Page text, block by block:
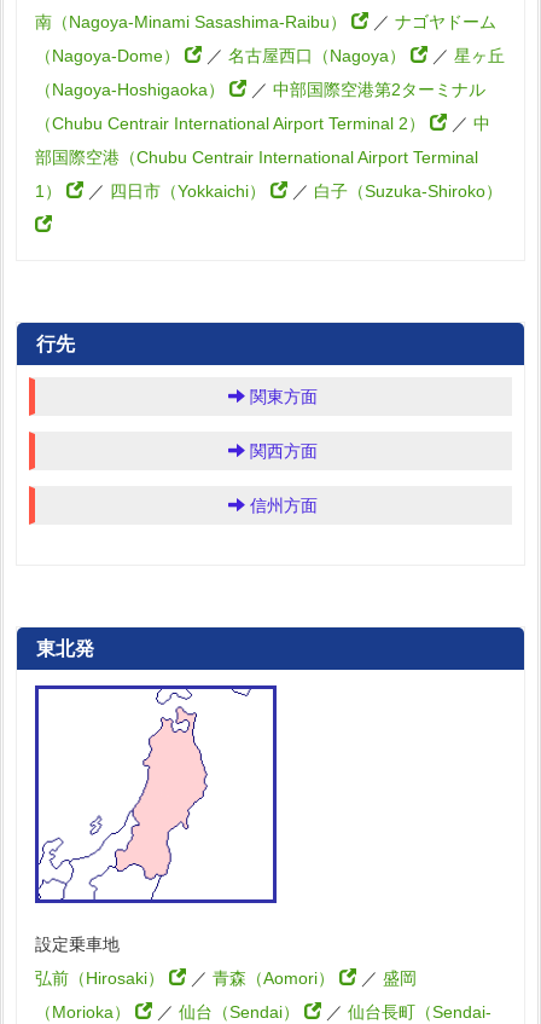
南（Nagoya-Minami Sasashima-Raibu） ／ ナゴヤドーム
（Nagoya-Dome）
／ 名古屋西口（Nagoya） ／ 星ヶ丘
（Nagoya-Hoshigaoka）
／ 中部国際空港第2ターミナル
（Chubu Centrair International Airport Terminal 2）
／ 中
部国際空港（Chubu Centrair International Airport Terminal
1）
／ 四日市（Yokkaichi） ／ 白子（Suzuka-Shiroko）
行先
関東方面
関西方面
信州方面
東北発
設定乗車地
弘前（Hirosaki）
／ 青森（Aomori） ／ 盛岡
（Morioka）
／ 仙台（Sendai） ／ 仙台長町（Sendai-